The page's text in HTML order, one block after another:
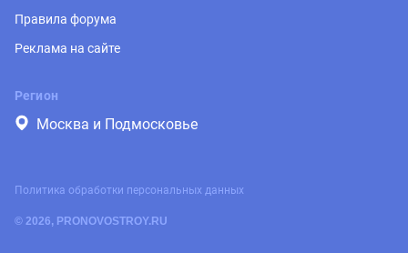
Правила форума
Реклама на сайте
Регион
Москва и Подмосковье
© 2026, PRONOVOSTROY.RU
Политика обработки персональных данных